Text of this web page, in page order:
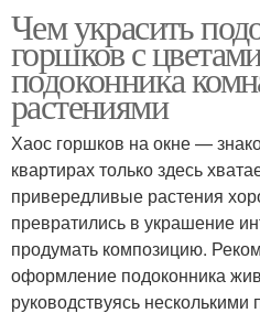
Чем украсить
горшков с
подоконника
растениями
Хаос горшков на окне —
квартирах только здесь
привередливые растения
превратились в украшение
продумать композицию.
оформление подоконника
руководствуясь